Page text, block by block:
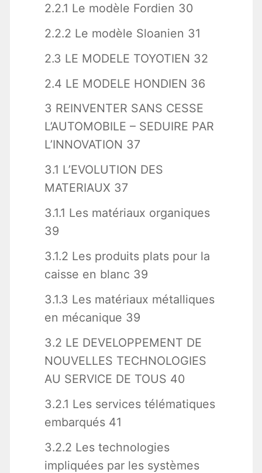
2.2.1 Le modèle Fordien 30
2.2.2 Le modèle Sloanien 31
2.3 LE MODELE TOYOTIEN 32
2.4 LE MODELE HONDIEN 36
3 REINVENTER SANS CESSE
L’AUTOMOBILE – SEDUIRE PAR
L’INNOVATION 37
3.1 L’EVOLUTION DES
MATERIAUX 37
3.1.1 Les matériaux organiques
39
3.1.2 Les produits plats pour la
caisse en blanc 39
3.1.3 Les matériaux métalliques
en mécanique 39
3.2 LE DEVELOPPEMENT DE
NOUVELLES TECHNOLOGIES
AU SERVICE DE TOUS 40
3.2.1 Les services télématiques
embarqués 41
3.2.2 Les technologies
impliquées par les systèmes